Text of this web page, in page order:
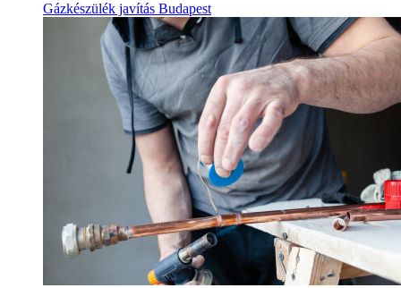
Gázkészülék javítás Budapest